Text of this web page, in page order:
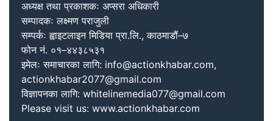
अध्यक्ष तथा प्रकाशकः अप्सरा अधिकारी
सम्पादकः लक्ष्मण पराजुली
सम्पर्कः ह्वाइटलाइन मिडिया प्रा.लि., काठमाडौं–७
फोन नं. ०१–४४३८५३१
इमेलः समाचारका लागि: info@actionkhabar.com,
actionkhabar2077@gmail.com
विज्ञापनका लागि: whitelinemedia077@gmail.com
Please visit us: www.actionkhabar.com